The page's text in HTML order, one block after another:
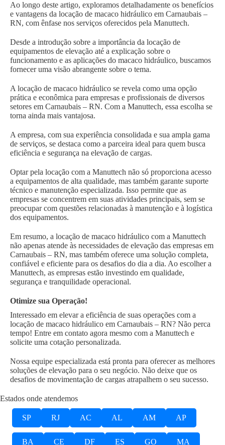
Ao longo deste artigo, exploramos detalhadamente os benefícios
e vantagens da locação de macaco hidráulico em Carnaubais –
RN, com ênfase nos serviços oferecidos pela Manuttech.
Desde a introdução sobre a importância da locação de
equipamentos de elevação até a explicação sobre o
funcionamento e as aplicações do macaco hidráulico, buscamos
fornecer uma visão abrangente sobre o tema.
A locação de macaco hidráulico se revela como uma opção
prática e econômica para empresas e profissionais de diversos
setores em Carnaubais – RN. Com a Manuttech, essa escolha se
torna ainda mais vantajosa.
A empresa, com sua experiência consolidada e sua ampla gama
de serviços, se destaca como a parceira ideal para quem busca
eficiência e segurança na elevação de cargas.
Optar pela locação com a Manuttech não só proporciona acesso
a equipamentos de alta qualidade, mas também garante suporte
técnico e manutenção especializada. Isso permite que as
empresas se concentrem em suas atividades principais, sem se
preocupar com questões relacionadas à manutenção e à logística
dos equipamentos.
Em resumo, a locação de macaco hidráulico com a Manuttech
não apenas atende às necessidades de elevação das empresas em
Carnaubais – RN, mas também oferece uma solução completa,
confiável e eficiente para os desafios do dia a dia. Ao escolher a
Manuttech, as empresas estão investindo em qualidade,
segurança e tranquilidade operacional.
Otimize sua Operação!
Interessado em elevar a eficiência de suas operações com a
locação de macaco hidráulico em Carnaubais – RN? Não perca
tempo! Entre em contato agora mesmo com a Manuttech e
solicite uma cotação personalizada.
Nossa equipe especializada está pronta para oferecer as melhores
soluções de elevação para o seu negócio. Não deixe que os
desafios de movimentação de cargas atrapalhem o seu sucesso.
Estados onde atendemos
SP RJ AC AL AM AP
BA CE DF ES GO MA